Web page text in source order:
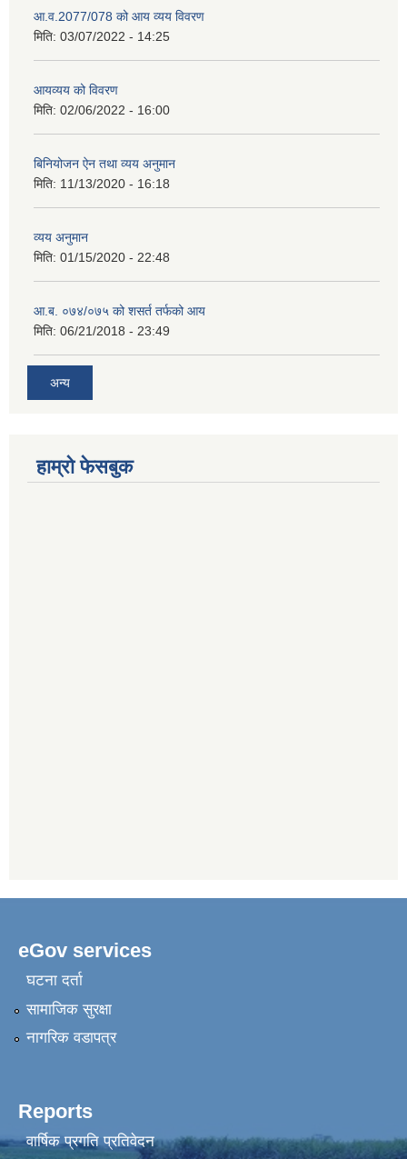
आ.व.2077/078 को आय व्यय विवरण
मिति: 03/07/2022 - 14:25
आयव्यय को विवरण
मिति: 02/06/2022 - 16:00
बिनियोजन ऐन तथा व्यय अनुमान
मिति: 11/13/2020 - 16:18
व्यय अनुमान
मिति: 01/15/2020 - 22:48
आ.ब. ०७४/०७५ को शसर्त तर्फको आय
मिति: 06/21/2018 - 23:49
अन्य
हाम्रो फेसबुक
eGov services
घटना दर्ता
सामाजिक सुरक्षा
नागरिक वडापत्र
Reports
वार्षिक प्रगति प्रतिवेदन